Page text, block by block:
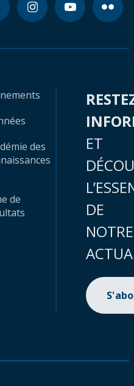
des
de
ET
DE
NOTRE